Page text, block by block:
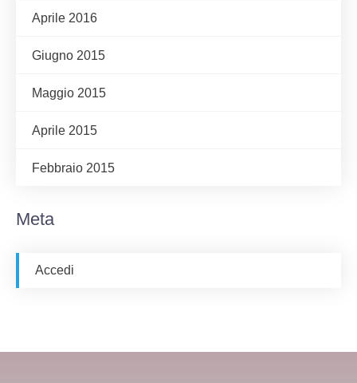
Aprile 2016
Giugno 2015
Maggio 2015
Aprile 2015
Febbraio 2015
Meta
Accedi